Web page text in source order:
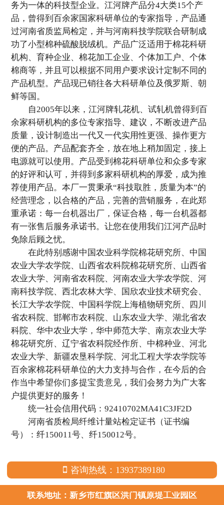
务为一体的科技型企业。江河牌产品分4大类15个产
品，曾得到百余家国家科研单位的专家指导，产品通
过河南省质监局检定，并与河南科技学院联合研制成
功了小型棉种硫酸脱绒机。产品广泛适用于棉花科研
机构、育种企业、棉花加工企业、个体加工户、个体
棉商等，并且可以根据不同用户要求设计定制不同的
产品机型。产品现已销往各大科研单位及俄罗斯、朝
鲜等国。
自2005年以来，江河牌轧花机、试轧机曾得到百
余家科研机构的多位专家指导、建议，不断改进产品
质量，设计制造出一代又一代实用性更强、操作更方
便的产品。产品配套齐全，放在地上稍加固定，接上
电源就可以使用。产品受到棉花科研单位和众多专家
的好评和认可，并得到多家科研机构的厚爱，成为推
荐使用产品。本厂一贯秉承“科技取胜，质量为本”的
经营理念，以合格的产品，完善的营销服务，在此郑
重承诺：每一台机器出厂，保证合格，每一台机器都
有一张售后服务承诺书。让您在使用我们江河产品时
免除后顾之忧。
在此特别感谢中国农业科学院棉花研究所、中国
农业大学农学院、山西省农科院棉花研究所、山西省
农业大学、河南省农科院、河南农业大学农学院、河
南科技学院、西北农林大学、国欣农业技术研究会、
长江大学农学院、中国科学院上海植物研究所、四川
省农科院、邯郸市农科院、山东农业大学、湖北省农
科院、华中农业大学，华中师范大学、南京农业大学
棉花研究所、辽宁省农科院经作所、中棉种业、河北
农业大学、新疆农垦科学院、河北工程大学农学院等
百余家棉花科研单位的大力支持与合作，在今后的合
作当中希望你们多提宝贵意见，我们会努力为广大客
户提供更好的服务！
统一社会信用代码：92410702MA41C3JF2D
河南省质检局纤维计量站检定证书（证书编
号）：纤150011号、纤150012号。
咨询热线：13937389180
联系地址：新乡市红旗区洪门镇原堤工业园区